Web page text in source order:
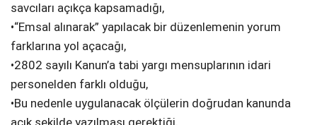
savcıları açıkça kapsamadığı,
•“Emsal alınarak” yapılacak bir düzenlemenin yorum
farklarına yol açacağı,
•2802 sayılı Kanun’a tabi yargı mensuplarının idari
personelden farklı olduğu,
•Bu nedenle uygulanacak ölçülerin doğrudan kanunda